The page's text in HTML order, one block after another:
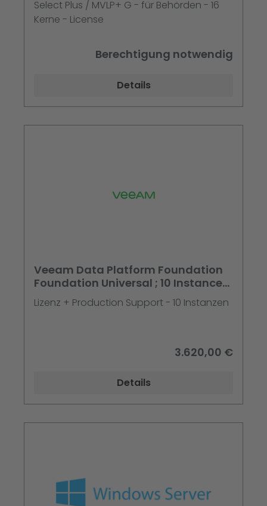
Select Plus / MVLP+ G - für Behörden - 16
Kerne - License
Berechtigung notwendig
Details
Veeam Data Platform Foundation
Foundation Universal ; 10 Instances
; Perpetual -
Lizenz + Production Support - 10 Instanzen
3.620,00 €
Details